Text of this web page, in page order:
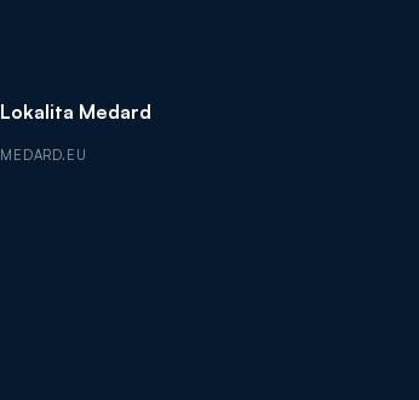
Lokalita Medard
MEDARD.EU